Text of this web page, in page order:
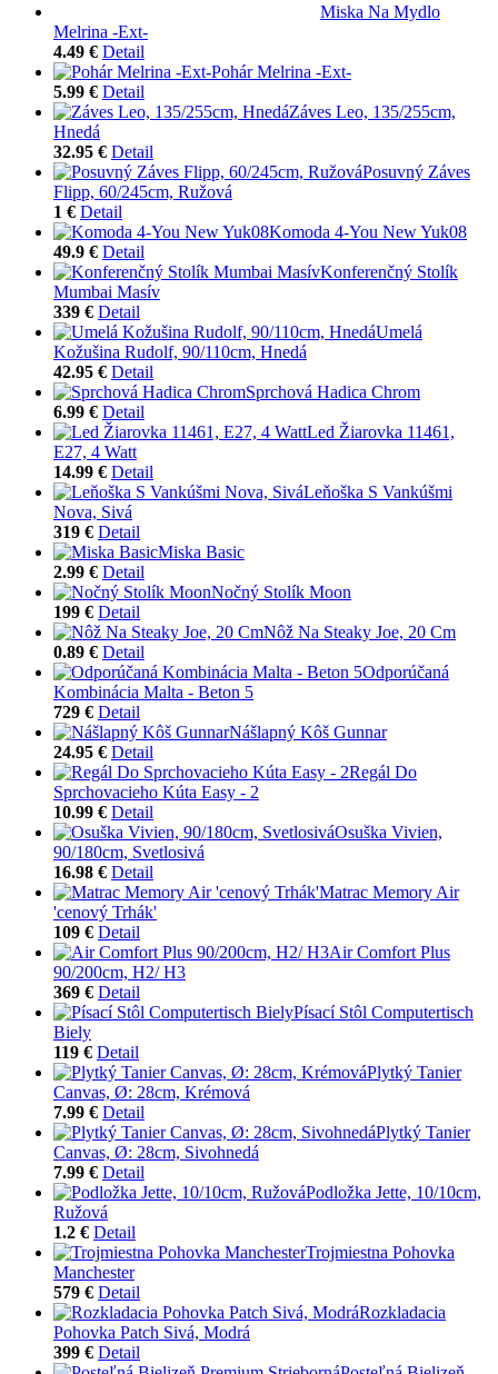
Miska Na Mydlo
Melrina -Ext-
4.49 € Detail
Pohár Melrina -Ext-
5.99 € Detail
Záves Leo, 135/255cm,
Hnedá
32.95 € Detail
Posuvný Záves
Flipp, 60/245cm, Ružová
1 € Detail
Komoda 4-You New Yuk08
49.9 € Detail
Konferenčný Stolík
Mumbai Masív
339 € Detail
Umelá
Kožušina Rudolf, 90/110cm, Hnedá
42.95 € Detail
Sprchová Hadica Chrom
6.99 € Detail
Led Žiarovka 11461,
E27, 4 Watt
14.99 € Detail
Leňoška S Vankúšmi
Nova, Sivá
319 € Detail
Miska Basic
2.99 € Detail
Nočný Stolík Moon
199 € Detail
Nôž Na Steaky Joe, 20 Cm
0.89 € Detail
Odporúčaná
Kombinácia Malta - Beton 5
729 € Detail
Nášlapný Kôš Gunnar
24.95 € Detail
Regál Do
Sprchovacieho Kúta Easy - 2
10.99 € Detail
Osuška Vivien,
90/180cm, Svetlosivá
16.98 € Detail
Matrac Memory Air
'cenový Trhák'
109 € Detail
Air Comfort Plus
90/200cm, H2/ H3
369 € Detail
Písací Stôl Computertisch
Biely
119 € Detail
Plytký Tanier
Canvas, Ø: 28cm, Krémová
7.99 € Detail
Plytký Tanier
Canvas, Ø: 28cm, Sivohnedá
7.99 € Detail
Podložka Jette, 10/10cm,
Ružová
1.2 € Detail
Trojmiestna Pohovka
Manchester
579 € Detail
Rozkladacia
Pohovka Patch Sivá, Modrá
399 € Detail